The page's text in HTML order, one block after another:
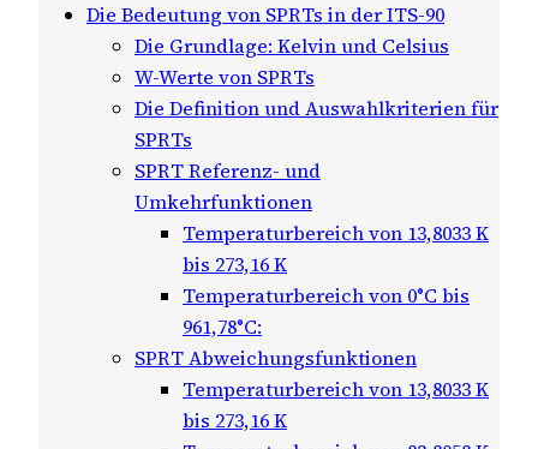
Die Bedeutung von SPRTs in der ITS-90
Die Grundlage: Kelvin und Celsius
W-Werte von SPRTs
Die Definition und Auswahlkriterien für
SPRTs
SPRT Referenz- und
Umkehrfunktionen
Temperaturbereich von 13,8033 K
bis 273,16 K
Temperaturbereich von 0°C bis
961,78°C:
SPRT Abweichungsfunktionen
Temperaturbereich von 13,8033 K
bis 273,16 K